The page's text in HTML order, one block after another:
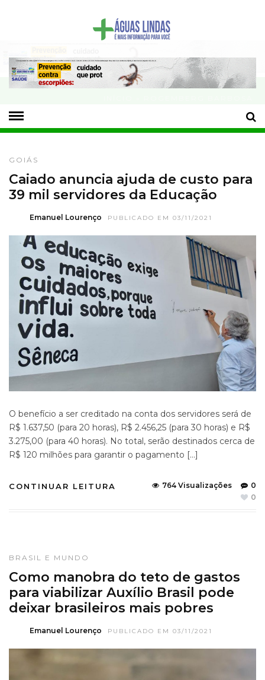
- Publicidade -
ROGEMBERG BARBOSA
GOIÁS
Caiado anuncia ajuda de custo para
39 mil servidores da Educação
Emanuel Lourenço PUBLICADO EM 03/11/2021
O benefício a ser creditado na conta dos servidores será de
R$ 1.637,50 (para 20 horas), R$ 2.456,25 (para 30 horas) e R$
3.275,00 (para 40 horas). No total, serão destinados cerca de
R$ 120 milhões para garantir o pagamento […]
CONTINUAR LEITURA 0
764 Visualizações
0
BRASIL E MUNDO
Como manobra do teto de gastos
para viabilizar Auxílio Brasil pode
deixar brasileiros mais pobres
Emanuel Lourenço PUBLICADO EM 03/11/2021